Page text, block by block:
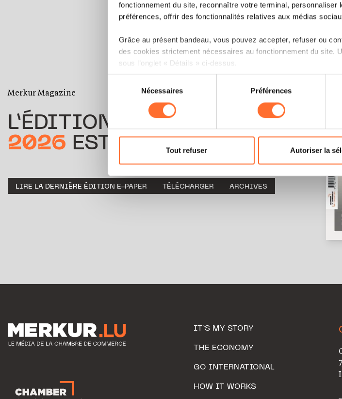
fonctionnement du site, reconnaître votre terminal, personnaliser
préférences, offrir des fonctionnalités relatives aux médias
Grâce au présent bandeau, vous pouvez accepter, refuser ou
des cookies strictement nécessaires au fonctionnement du site.
sous l’onglet « Détails » ci-dessus.
Il est précisé que la navigation sur le site et certaines
cas de refus de tous les cookies ou des cookies non nécessaires.
personnelles, vous pouvez consulter notreCharte d’usage des
personnelles.
consentement
Nécessaires Préférences
Tout refuser Autoriser la
Merkur Magazine
L’ÉDITIONÉTÉ
2026 EST DISPONIBLE !
LIRE LA DERNIÈRE ÉDITION E-PAPER TÉLÉCHARGER ARCHIVES
IT’S MY STORY
THE ECONOMY
GO INTERNATIONAL
HOW IT WORKS